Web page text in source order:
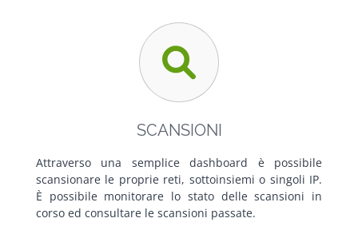
SCANSIONI
Attraverso una semplice dashboard è possibile
scansionare le proprie reti, sottoinsiemi o singoli IP.
È possibile monitorare lo stato delle scansioni in
corso ed consultare le scansioni passate.